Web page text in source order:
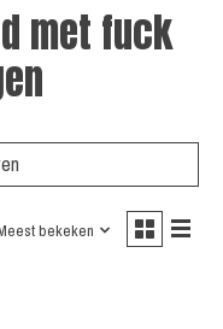
met fuck
bekeken